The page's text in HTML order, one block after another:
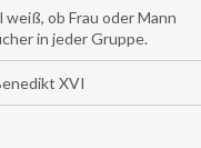
ob Frau oder Mann
in jeder Gruppe.
XVI